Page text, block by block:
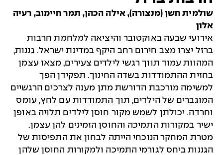
שולמית חשן (מנצורה), אילה הכהן, תמר חיימוב, רעיה
אלון
אירועי שבעה באוקטובר והיציאה למלחמת חרבות
ברזל יצרו מצב חירום רחב היקף במדינת ישראל. גננות,
המהוות עמוד תווך רגשי לילדים צעירים, מצאו עצמן
בחזית ההתמודדות בשדה החינוך. תפקידן הפך
למשימה מורכבת הדורשת מתן מענה לצרכים הרגשיים
המוגברים של הילדים, תוך התמודדות עם לחץ, עומס
וחרדה. יכולתן לשמש מקור חוסן לילדים תלויה באופן
ישיר במקורות התמיכה והחוסן הזמינים להן עצמן.
מטרת המחקר הנוכחי הייתה לבחון את התפיסות של
הגננות ביחס לגורמי התמיכה ולמקורות החוסן שלהן